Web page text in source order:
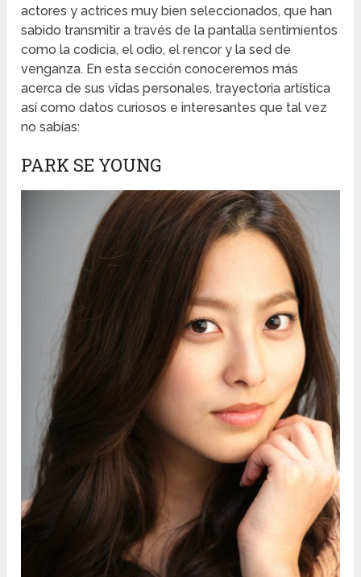
actores y actrices muy bien seleccionados, que han
sabido transmitir a través de la pantalla sentimientos
como la codicia, el odio, el rencor y la sed de
venganza. En esta sección conoceremos más
acerca de sus vidas personales, trayectoria artística
así como datos curiosos e interesantes que tal vez
no sabías:
PARK SE YOUNG